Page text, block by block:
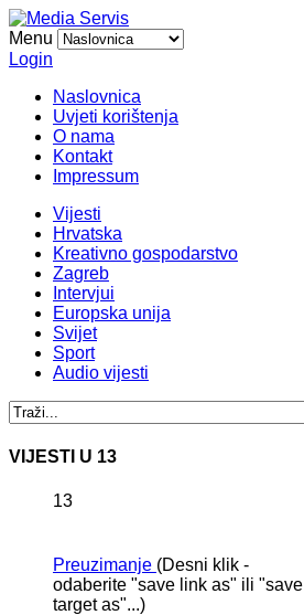
Menu
Login
Naslovnica
Uvjeti korištenja
O nama
Kontakt
Impressum
Vijesti
Hrvatska
Kreativno gospodarstvo
Zagreb
Intervjui
Europska unija
Svijet
Sport
Audio vijesti
VIJESTI U 13
13
Preuzimanje (Desni klik -
odaberite "save link as" ili "save
target as"...)